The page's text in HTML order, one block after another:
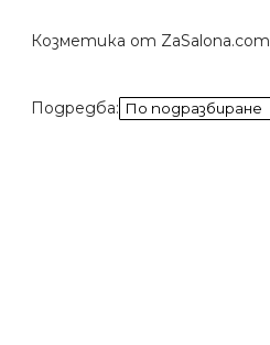
Козметика от ZaSalona.com
Подредба: